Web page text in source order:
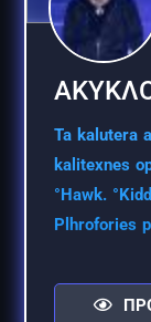
Ta kalutera
kalitexnes
°Hawk.
Plhrofories